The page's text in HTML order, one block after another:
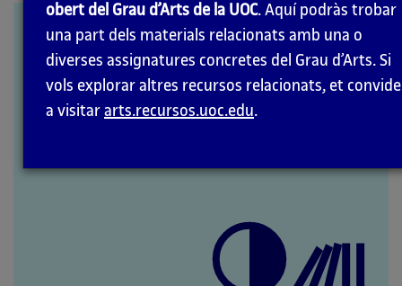
principal
Hiroshi Sugimoto
obert del Grau d’Arts de la UOC. Aquí podràs trobar
una part dels materials relacionats amb una o
diverses assignatures concretes del Grau d’Arts. Si
vols explorar altres recursos relacionats, et
a visitar arts.recursos.uoc.edu.